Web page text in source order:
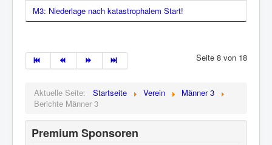
M3: Niederlage nach katastrophalem Start!
Seite 8 von 18
Aktuelle Seite: Startseite Verein
Männer 3
Berichte Männer 3
Premium Sponsoren